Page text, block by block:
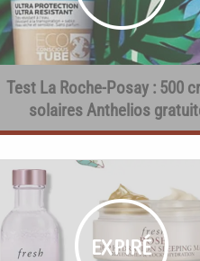
Test La Roche-Posay : 500
solaires Anthelios